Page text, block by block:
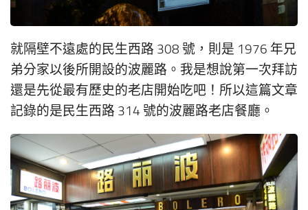
就隔壁不遠處的民生西路 308 號，則是 1976 年兄
弟分家以後所開設的波麗路。我是想說第一次拜訪
還是先從最有歷史的老店開始吃吧！所以這篇文章
記錄的是民生西路 314 號的波麗路老店餐廳。